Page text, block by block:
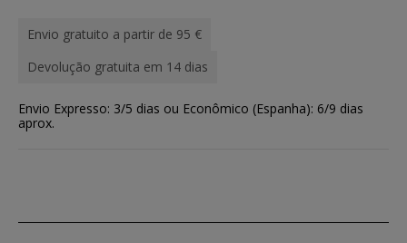
Envio gratuito a partir de 95 €
Devolução gratuita em 14 dias
Envio Expresso: 3/5 dias ou Econômico (Espanha): 6/9 dias
aprox.